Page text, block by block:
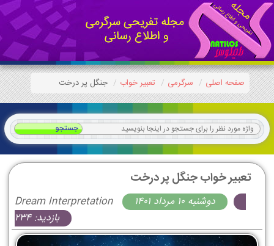
صفحه اصلی سرگرمی تعبیر خواب جنگل پر درخت
تعبیر خواب جنگل پر درخت
Dream Interpretation
دوشنبه 10 مرداد 1401
بازدید: 234